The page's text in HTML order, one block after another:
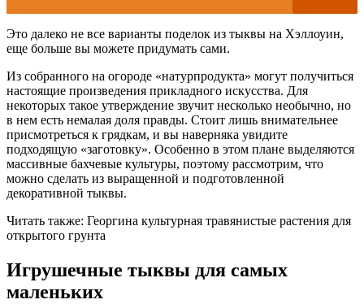
Это далеко не все варианты поделок из тыквы на Хэллоуин,
еще больше вы можете придумать сами.
Из собранного на огороде «натурпродукта» могут получиться
настоящие произведения прикладного искусства. Для
некоторых такое утверждение звучит несколько необычно, но
в нем есть немалая доля правды. Стоит лишь внимательнее
присмотреться к грядкам, и вы наверняка увидите
подходящую «заготовку». Особенно в этом плане выделяются
массивные бахчевые культуры, поэтому рассмотрим, что
можно сделать из выращенной и подготовленной
декоративной тыквы.
Читать также: Георгина культурная травянистые растения для
открытого грунта
Игрушечные тыквы для самых
маленьких